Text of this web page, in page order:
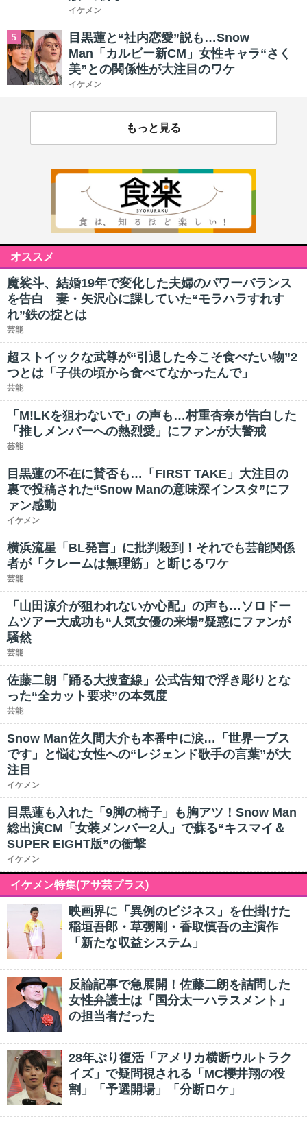
イケメン
5
目黒蓮と“社内恋愛”説も…Snow
Man「カルビー新CM」女性キャラ“さく
美”との関係性が大注目のワケ
イケメン
もっと見る
オススメ
魔裟斗、結婚19年で変化した夫婦のパワーバランス
を告白 妻・矢沢心に課していた“モラハラすれす
れ”鉄の掟とは
芸能
超ストイックな武尊が“引退した今こそ食べたい物”2
つとは「子供の頃から食べてなかったんで」
芸能
「M!LKを狙わないで」の声も…村重杏奈が告白した
「推しメンバーへの熱烈愛」にファンが大警戒
芸能
目黒蓮の不在に賛否も…「FIRST TAKE」大注目の
裏で投稿された“Snow Manの意味深インスタ”にフ
ァン感動
イケメン
横浜流星「BL発言」に批判殺到！それでも芸能関係
者が「クレームは無理筋」と断じるワケ
芸能
「山田涼介が狙われないか心配」の声も…ソロドー
ムツアー大成功も“人気女優の来場”疑惑にファンが
騒然
芸能
佐藤二朗「踊る大捜査線」公式告知で浮き彫りとな
った“全カット要求”の本気度
芸能
Snow Man佐久間大介も本番中に涙…「世界一ブス
です」と悩む女性への“レジェンド歌手の言葉”が大
注目
イケメン
目黒蓮も入れた「9脚の椅子」も胸アツ！Snow Man
総出演CM「女装メンバー2人」で蘇る“キスマイ＆
SUPER EIGHT版”の衝撃
イケメン
イケメン特集(アサ芸プラス)
映画界に「異例のビジネス」を仕掛けた
稲垣吾郎・草彅剛・香取慎吾の主演作
「新たな収益システム」
反論記事で急展開！佐藤二朗を詰問した
女性弁護士は「国分太一ハラスメント」
の担当者だった
28年ぶり復活「アメリカ横断ウルトラク
イズ」で疑問視される「MC櫻井翔の役
割」「予選開場」「分断ロケ」